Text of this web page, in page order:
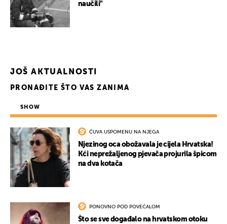
naučili"
JOŠ AKTUALNOSTI
PRONAĐITE ŠTO VAS ZANIMA
SHOW
ČUVA USPOMENU NA NJEGA
Njezinog oca obožavala je cijela Hrvatska!
Kći neprežaljenog pjevača projurila špicom
na dva kotača
PONOVNO POD POVEĆALOM
Što se sve događalo na hrvatskom otoku